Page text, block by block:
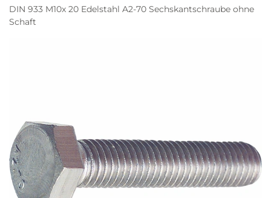
DIN 933 M10x 20 Edelstahl A2-70 Sechskantschraube ohne
Schaft